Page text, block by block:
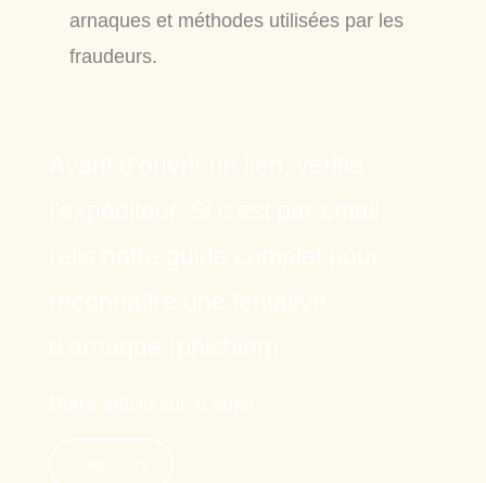
arnaques et méthodes utilisées par les
fraudeurs.